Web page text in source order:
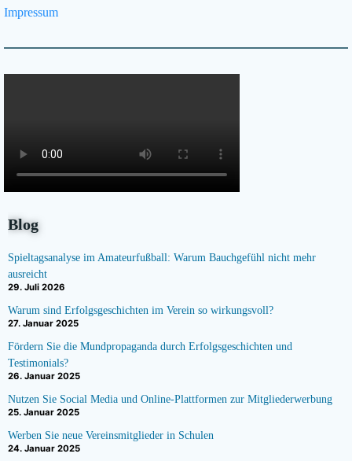
Impressum
Blog
Spieltagsanalyse im Amateurfußball: Warum Bauchgefühl nicht mehr
ausreicht
29. Juli 2026
Warum sind Erfolgsgeschichten im Verein so wirkungsvoll?
27. Januar 2025
Fördern Sie die Mundpropaganda durch Erfolgsgeschichten und
Testimonials?
26. Januar 2025
Nutzen Sie Social Media und Online-Plattformen zur Mitgliederwerbung
25. Januar 2025
Werben Sie neue Vereinsmitglieder in Schulen
24. Januar 2025